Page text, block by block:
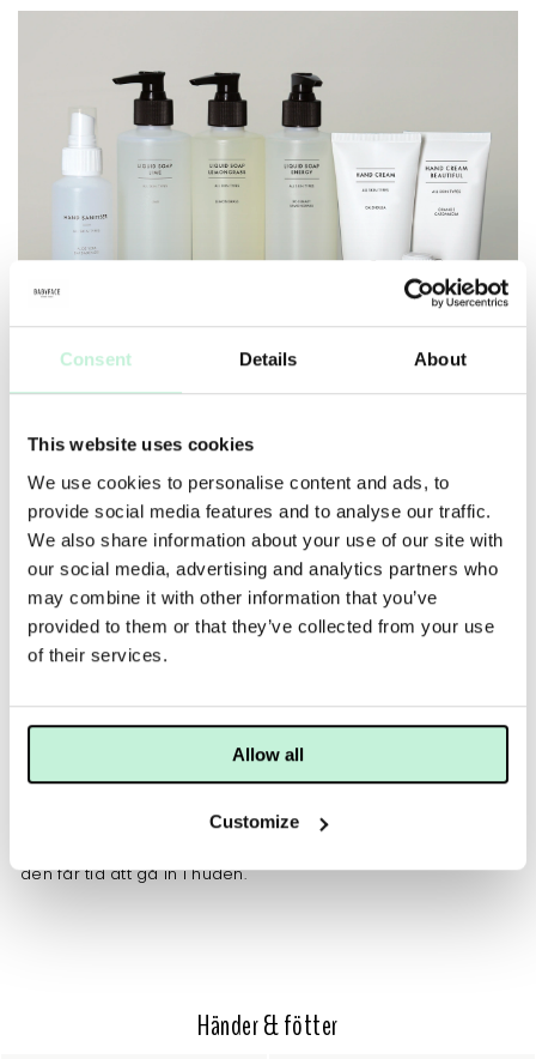
Consent Details About
This website uses cookies
We use cookies to personalise content and ads, to
provide social media features and to analyse our traffic.
We also share information about your use of our site with
our social media, advertising and analytics partners who
may combine it with other information that you’ve
provided to them or that they’ve collected from your use
of their services.
Allow all
Customize
kardemumma.
kardemumma. Den innehåller Titandioxid som ger solfilter
och C-vitamin för att förebygga bruna fläckar. Bivaxet i Hand
Cream verkar skyddande och uppmjukande.
JOBBAR MOT
Torrhet
ANVÄNDNING MER INFO INGREDIENSER
Applicera minst två gånger/dag för bäst effekt. Om dina
till natten. Använd bomullsvantar, så att du inte kladdar ner
den får tid att gå in i huden.
Händer & fötter